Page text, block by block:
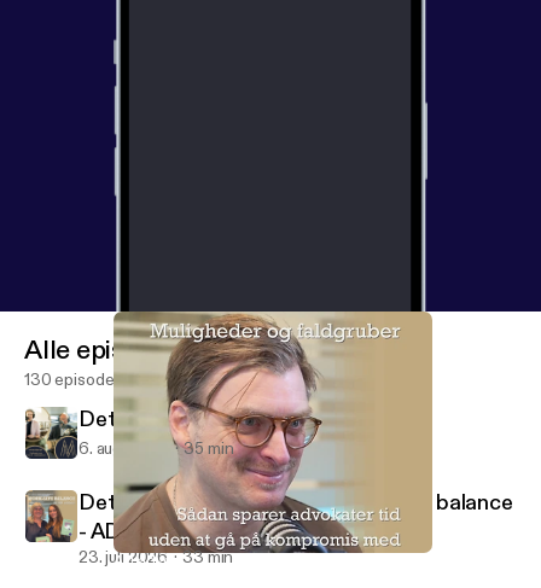
AI i advokatbranchen: Muligheder og faldgruber
Alle episoder
130 episoder
Det mest afspillede øjeblik: Boligkøb
6. aug. 2026 35 min
Det mest afspillede øjeblik: Work-life balance
- ADHD edition!
23. juli 2026 33 min